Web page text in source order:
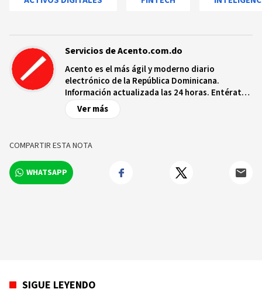
Servicios de Acento.com.do
Acento es el más ágil y moderno diario
electrónico de la República Dominicana.
Información actualizada las 24 horas. Entérate
de las noticias y sucesos más importantes a
nivel nacional e internacional, videos y fotos
relevantes en tiempo real.
Ver más
COMPARTIR ESTA NOTA
WHATSAPP
SIGUE LEYENDO